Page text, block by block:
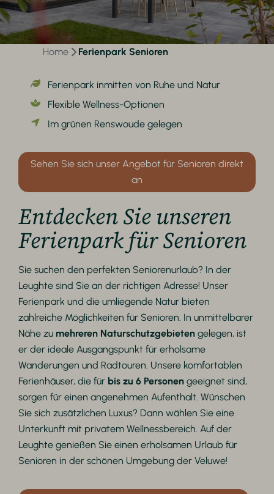
Home Ferienpark Senioren
Ferienpark inmitten von Ruhe und Natur
Flexible Wellness-Optionen
Im grünen Renswoude gelegen
Sehen Sie sich unser Angebot für Senioren direkt
an
Entdecken Sie unseren
Ferienpark für Senioren
Sie suchen den perfekten Seniorenurlaub? In der
Leughte sind Sie an der richtigen Adresse! Unser
Ferienpark und die umliegende Natur bieten
zahlreiche Möglichkeiten für Senioren. In unmittelbarer
Nähe zu mehreren Naturschutzgebieten gelegen, ist
er der ideale Ausgangspunkt für erholsame
Wanderungen und Radtouren. Unsere komfortablen
Ferienhäuser, die für bis zu 6 Personen geeignet sind,
sorgen für einen angenehmen Aufenthalt. Wünschen
Sie sich zusätzlichen Luxus? Dann wählen Sie eine
Unterkunft mit privatem Wellnessbereich. Auf der
Leughte genießen Sie einen erholsamen Urlaub für
Senioren in der schönen Umgebung der Veluwe!